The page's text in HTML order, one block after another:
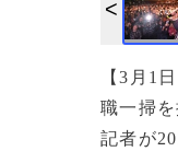
【3月1
職一掃
記者が